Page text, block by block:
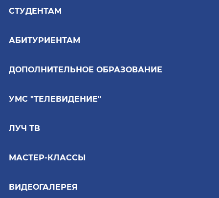
СТУДЕНТАМ
АБИТУРИЕНТАМ
ДОПОЛНИТЕЛЬНОЕ ОБРАЗОВАНИЕ
УМС "ТЕЛЕВИДЕНИЕ"
ЛУЧ ТВ
МАСТЕР-КЛАССЫ
ВИДЕОГАЛЕРЕЯ